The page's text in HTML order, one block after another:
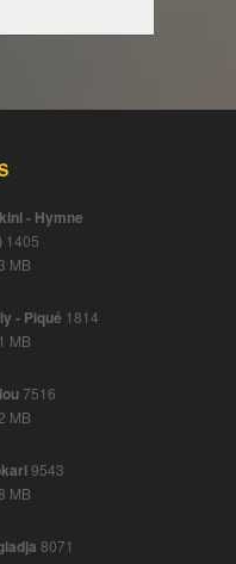
- Hymne
1405
MB
- Piqué 1814
MB
7516
MB
9543
MB
8071